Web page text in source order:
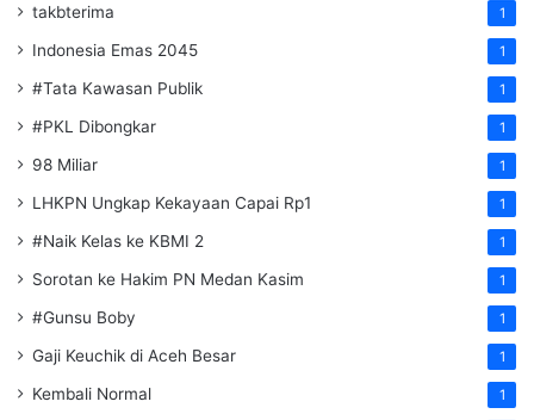
takbterima 1
Indonesia Emas 2045 1
#Tata Kawasan Publik 1
#PKL Dibongkar 1
98 Miliar 1
LHKPN Ungkap Kekayaan Capai Rp1 1
#Naik Kelas ke KBMI 2 1
Sorotan ke Hakim PN Medan Kasim 1
#Gunsu Boby 1
Gaji Keuchik di Aceh Besar 1
Kembali Normal 1